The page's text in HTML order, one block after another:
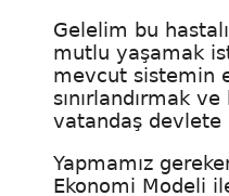
Gelelim bu
mutlu yaşamak
mevcut sistemin
sınırlandırmak
vatandaş devlete
Yapmamız
Ekonomi Modeli